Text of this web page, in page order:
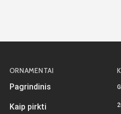
ORNAMENTAI
Pagrindinis
Kaip pirkti